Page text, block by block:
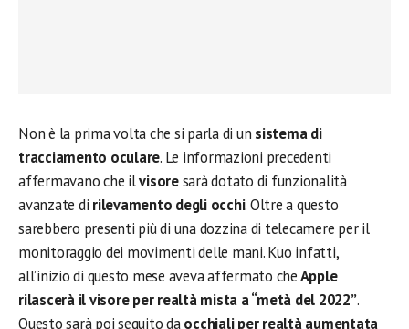
Non è la prima volta che si parla di un sistema di
tracciamento oculare. Le informazioni precedenti
affermavano che ilvisoresarà dotato di funzionalità
avanzate di rilevamento degli occhi. Oltre a questo
sarebbero presenti più di una dozzina di telecamere per il
monitoraggio dei movimenti delle mani. Kuo infatti,
all’inizio di questo mese aveva affermato cheApple
rilascerà il visore per realtà mista a “metà del 2022”.
Questo sarà poi seguito daocchiali per realtà aumentata